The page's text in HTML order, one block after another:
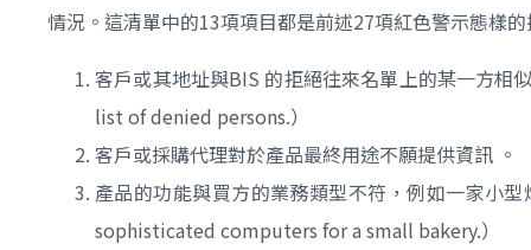
情況。這清單中的13項項目都是前述27項紅色警示態樣
客戶或其地址與BIS 的拒絕往來名單上的某一方
list of denied persons.）
客戶或採購代理對於產品最終用途不願提供資訊
產品的功能與買方的業務類型不符，例如一家
sophisticated computers for a small bakery.）